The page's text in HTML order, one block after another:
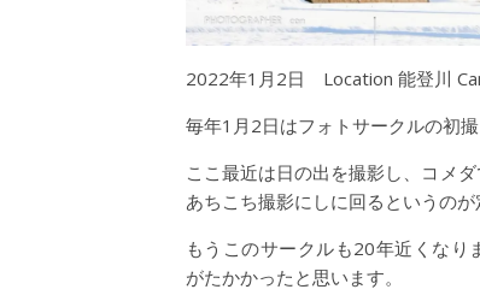
2022年1月2日 Location 能登川
毎年1月2日はフォトサークルの初撮
ここ最近は日の出を撮影し、コメ
あちこち撮影にしに回るというのが
もうこのサークルも20年近くなり
がたかかったと思います。